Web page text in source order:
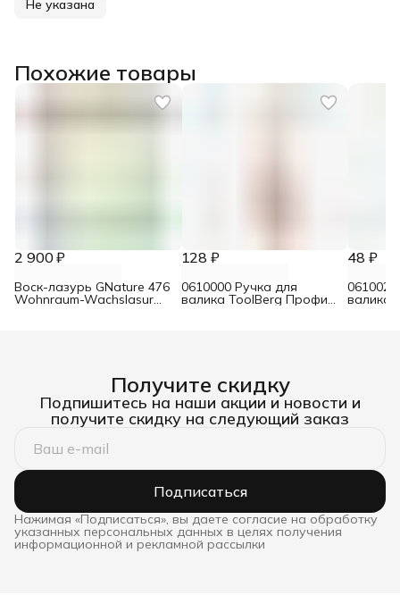
Не указана
Похожие товары
2 900 ₽
Воск-лазурь GNature 476
Wohnraum-Wachslasur
128 ₽
0610000 Ручка для
валика ToolBerg Профи
48 ₽
валика
Получите скидку
Подпишитесь на наши акции и новости и
получите скидку на следующий заказ
Подписаться
Нажимая «Подписаться», вы даете согласие на обработку
указанных персональных данных в целях получения
информационной и рекламной рассылки